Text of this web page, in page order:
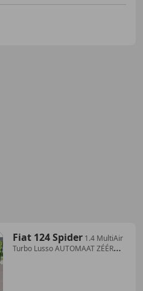
Fiat 124 Spider 1.4 MultiAir
Turbo Lusso AUTOMAAT ZÉÉR